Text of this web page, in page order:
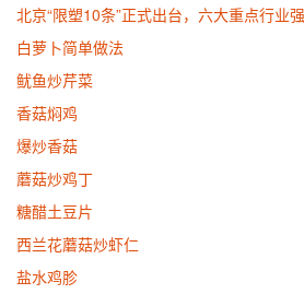
北京“限塑10条”正式出台，六大重点行业
白萝卜简单做法
鱿鱼炒芹菜
香菇焖鸡
爆炒香菇
蘑菇炒鸡丁
糖醋土豆片
西兰花蘑菇炒虾仁
盐水鸡胗